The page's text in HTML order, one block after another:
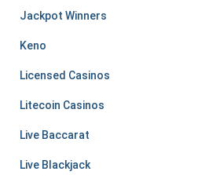
Jackpot Winners
Keno
Licensed Casinos
Litecoin Casinos
Live Baccarat
Live Blackjack